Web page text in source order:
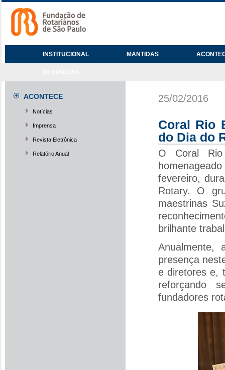
INSTITUCIONAL MANTIDAS
ACONTECE
Notícias
Imprensa
Revista Eletrônica
Relatório Anual
25/02/2016
Coral Rio
do Dia do
O Coral
fevereiro,
Rotary. O
maestrinas
brilhante
Anualmente,
presença
e diretores e,
reforçando
fundadores